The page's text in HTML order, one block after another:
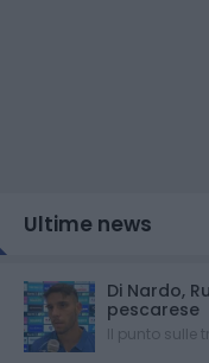
Ultime news
Di Nardo,
pescarese
Il punto sulle